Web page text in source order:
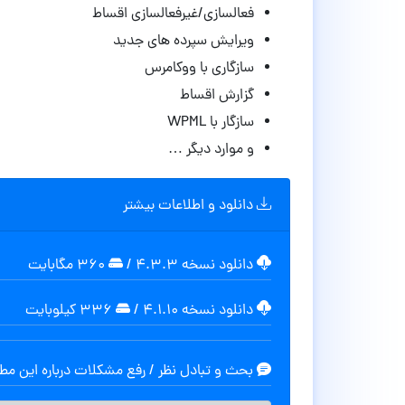
فعالسازی/غیرفعالسازی اقساط
ویرایش سپرده های جدید
سازگاری با ووکامرس
گزارش اقساط
سازگار با WPML
و موارد دیگر …
دانلود و اطلاعات بیشتر
دانلود نسخه ۴.۳.۳ /
دانلود نسخه ۴.۱.۱۰ /
بحث و تبادل نظر / رفع مشکلات درباره این